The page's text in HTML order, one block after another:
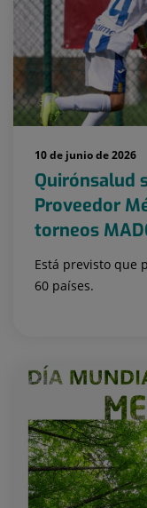
10 de junio de 2026
Quirónsalud
Proveedor
torneos
Está previsto que
60 países.